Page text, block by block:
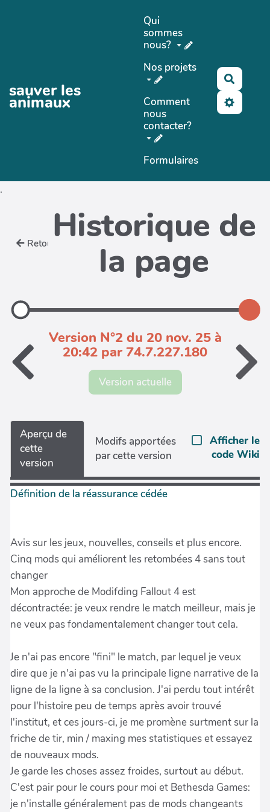
sauver les
animaux
Qui
sommes
nous?
Nos projets
Comment
nous
contacter?
Formulaires
.
Retour Historique de
la page
Version N°2 du 20 nov. 25 à
20:42 par 74.7.227.180
Version actuelle
Aperçu de
cette
version
Modifs apportées
par cette version
Afficher le
code Wiki